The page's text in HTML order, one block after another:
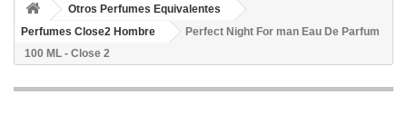
Otros Perfumes Equivalentes
Perfumes Close2 Hombre
Perfect Night For man Eau De Parfum
100 ML - Close 2